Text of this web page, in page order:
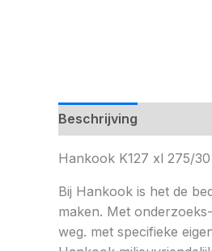
Beschrijving
Hankook K127 xl 275/
Bij Hankook is het de
maken. Met
weg. met specifieke